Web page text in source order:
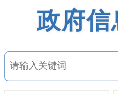
政府信